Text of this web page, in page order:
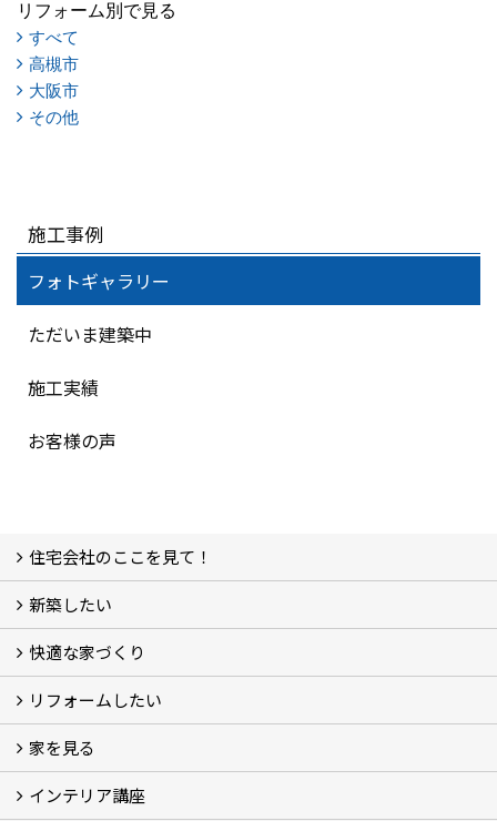
リフォーム別で見る
すべて
高槻市
大阪市
その他
施工事例
フォトギャラリー
ただいま建築中
施工実績
お客様の声
住宅会社のここを見て！
家づくりをはじめる前に
施主をラクさせる会社とは？
理想の家を建てるには？
新築したい
こだわり
大伸の家づくり体制
地熱＆太陽光の家
家づくりスケジュール
アフター・保証体制
快適な家づくり
建替えたい
リフォームしたい
小さなリフォーム
大きなリフォーム
ビフォーアフター
家を見る
お客様の声
フォトギャラリー
ただいま建築中
施工実績
インテリア講座